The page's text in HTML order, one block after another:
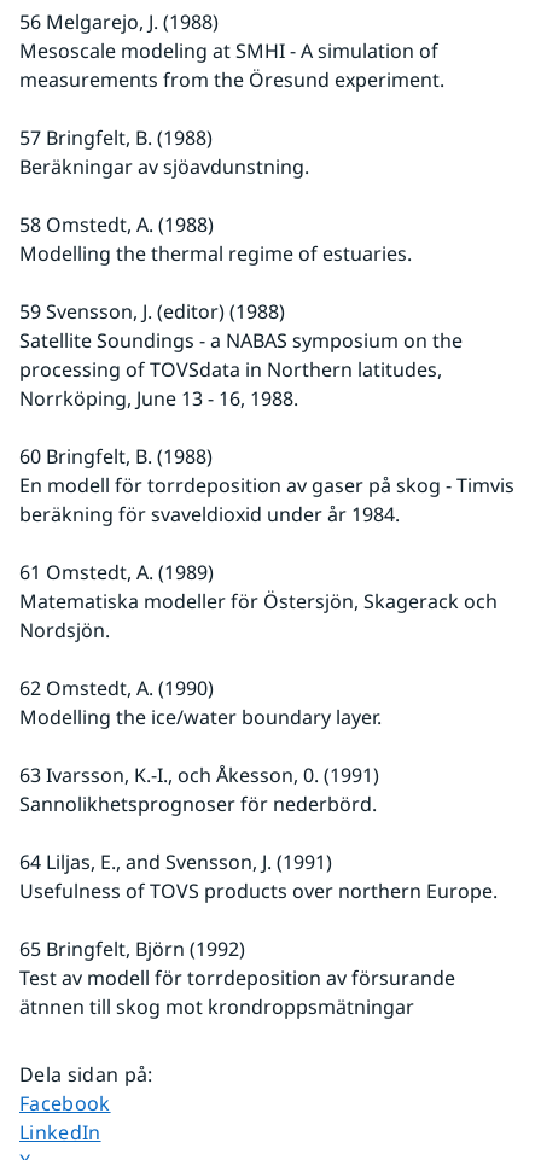
56 Melgarejo, J. (1988)
Mesoscale modeling at SMHI - A simulation of
measurements from the Öresund experiment.
57 Bringfelt, B. (1988)
Beräkningar av sjöavdunstning.
58 Omstedt, A. (1988)
Modelling the thermal regime of estuaries.
59 Svensson, J. (editor) (1988)
Satellite Soundings - a NABAS symposium on the
processing of TOVSdata in Northern latitudes,
Norrköping, June 13 - 16, 1988.
60 Bringfelt, B. (1988)
En modell för torrdeposition av gaser på skog - Timvis
beräkning för svaveldioxid under år 1984.
61 Omstedt, A. (1989)
Matematiska modeller för Östersjön, Skagerack och
Nordsjön.
62 Omstedt, A. (1990)
Modelling the ice/water boundary layer.
63 Ivarsson, K.-I., och Åkesson, 0. (1991)
Sannolikhetsprognoser för nederbörd.
64 Liljas, E., and Svensson, J. (1991)
Usefulness of TOVS products over northern Europe.
65 Bringfelt, Björn (1992)
Test av modell för torrdeposition av försurande
ätnnen till skog mot krondroppsmätningar
Dela sidan på:
Dela sidan på
Facebook
Dela sidan på
LinkedIn